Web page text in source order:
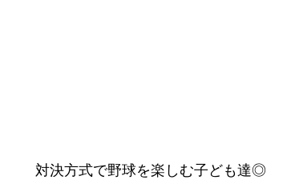
対決方式で野球を楽しむ子ども達◎